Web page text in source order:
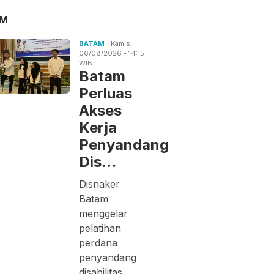
BATAM
Kamis,
06/08/2026 - 14:15
WIB
Batam
Perluas
Akses
Kerja
Penyandang
Dis…
Disnaker
Batam
menggelar
pelatihan
perdana
penyandang